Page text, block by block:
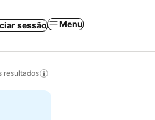
sessão Menu
resultados